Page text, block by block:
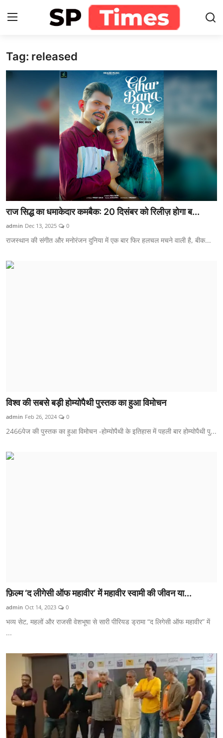
Login
Contact
About
मनोरंजन
शिक्षा
Tag: released
राज सिद्ध का धमाकेदार कमबैक: 20 दिसंबर को रिलीज़ होगा ब...
admin Dec 13, 2025 0
राजस्थान की संगीत और मनोरंजन दुनिया में एक बार फिर हलचल मचने वाली है, बीक...
विश्व की सबसे बड़ी होम्योपैथी पुस्तक का हुआ विमोचन
admin Feb 26, 2024 0
2466पेज की पुस्तक का हुआ विमोचन -होम्योपैथी के इतिहास में पहली बार होम्योपैथी पु...
फ़िल्म ‘द लीगेसी ऑफ महावीर’ में महावीर स्वामी की जीवन या...
admin Oct 14, 2023 0
भव्य सेट, महलों और राजसी वेशभूषा से सारी पीरियड ड्रामा “द लिगेसी ऑफ महावीर” में
...